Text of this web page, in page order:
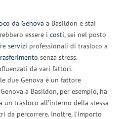
da Genova a Basildon e stai
essere i costi, sei nel posto
servizi professionali di trasloco a
senza stress.
da vari fattori.
due Genova è un fattore
a Basildon, per esempio, ha
trasloco all’interno della stessa
da percorrere. Inoltre, l’importo